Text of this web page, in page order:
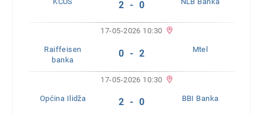
2 - 0
17-05-2026 10:30
Raiffeisen
banka
0 - 2 Mtel
17-05-2026 10:30
Općina Ilidža 2 - 0 BBI Banka